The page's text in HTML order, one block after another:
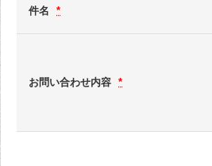
件名 *
お問い合わせ内容 *